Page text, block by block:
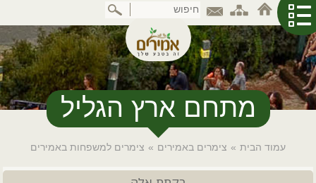
לתוכן
המרכזי
מתחם ארץ הגליל
עמוד הבית » צימרים באמירים » צימרים למשפחות באמירים